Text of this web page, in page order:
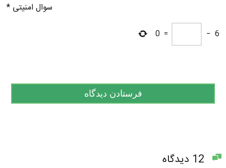
سوال امنیتی *
6
−
=
0